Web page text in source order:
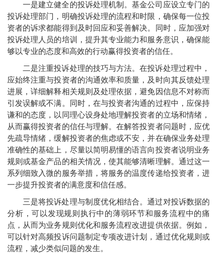
一是建立健全的投诉处理机制。基金公司应设立专门的
投诉处理部门，明确投诉处理的流程和时限，确保每一位投
资者的诉求都能得到及时回应和妥善解决。同时，应加强对
投诉处理人员的培训，提升其专业能力和服务意识，确保能
够以专业的态度和高效的行动赢得投资者的信任。
二是注重投诉处理的技巧与方法。在投诉处理过程中，
应始终注重与投资者的沟通效率和质量，及时向其反馈处理
进展，详细解释相关规则及处理依据，避免因信息不对称而
引发误解或不满。同时，在与投资者沟通的过程中，应保持
谦和的态度，以同理心设身处地理解投资者的立场和情绪，
从而赢得投资者的信任与理解。在解答投资者问题时，应优
先疏导情绪，缓解投资者的焦虑或不安，并在确保业务处理
准确性的基础上，尽量以简明易懂的语言向投资者说明业务
规则或基金产品的相关情况，使其能够清晰理解。通过这一
系列细致入微的服务举措，将服务的温度传递给投资者，进
一步提升投资者的满意度和信任感。
三是将投诉处理与制度优化相结合。通过对投诉数据的
分析，可以发现规则执行中的薄弱环节和服务流程中的痛
点，从而为业务规则优化和服务流程改进提供依据。例如，
可以针对高频投诉问题制定专项改进计划，通过优化规则或
流程，减少类似问题的发生。